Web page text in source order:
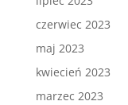
czerwiec 2023
maj 2023
kwiecień 2023
marzec 2023